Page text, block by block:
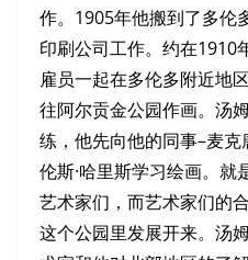
作。1905年他搬到了多伦
印刷公司工作。约在1910
雇员一起在多伦多附近地
往阿尔贡金公园作画。汤
练，他先向他的同事–麦
伦斯·哈里斯学习绘画。
艺术家们，而艺术家们的
这个公园里发展开来。汤